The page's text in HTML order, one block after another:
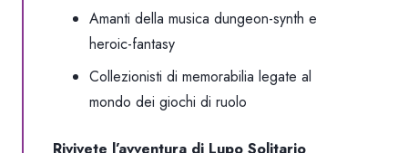
Amanti della musica dungeon-synth e
heroic-fantasy
Collezionisti di memorabilia legate al
mondo dei giochi di ruolo